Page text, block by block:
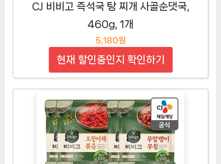
CJ 비비고 즉석국 탕 찌개 사골순댓국,
460g, 1개
5,180원
현재 할인중인지 확인하기